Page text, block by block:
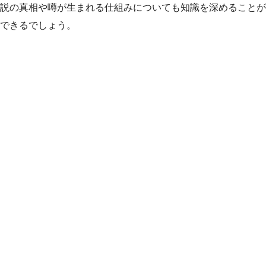
説の真相や噂が生まれる仕組みについても知識を深めることが
できるでしょう。